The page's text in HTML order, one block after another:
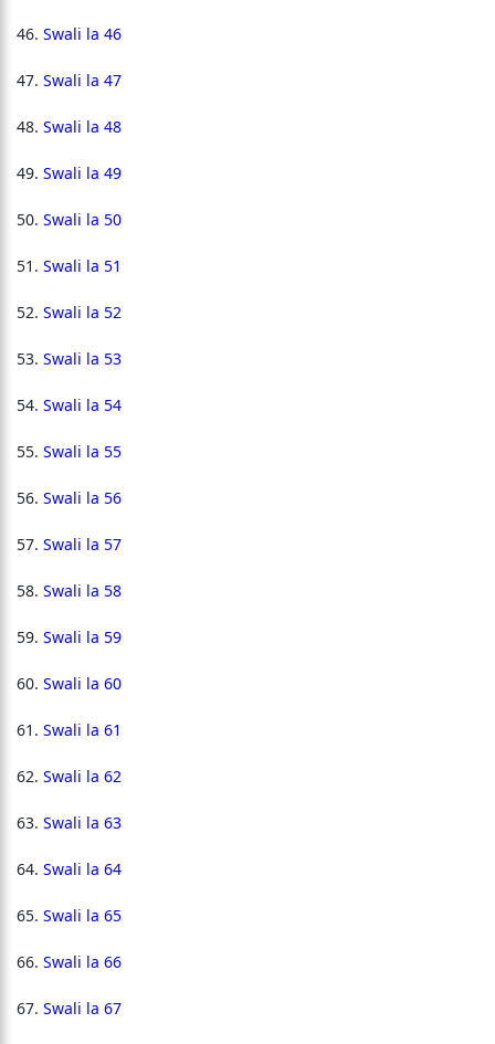
Swali la 46
Swali la 47
Swali la 48
Swali la 49
Swali la 50
Swali la 51
Swali la 52
Swali la 53
Swali la 54
Swali la 55
Swali la 56
Swali la 57
Swali la 58
Swali la 59
Swali la 60
Swali la 61
Swali la 62
Swali la 63
Swali la 64
Swali la 65
Swali la 66
Swali la 67